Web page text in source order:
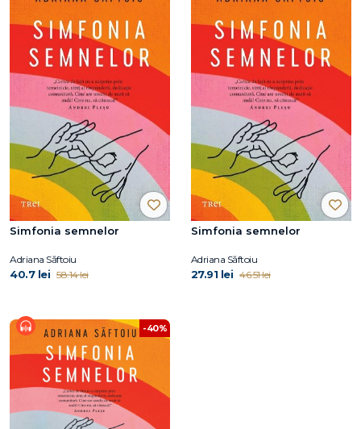
Simfonia semnelor
Adriana Săftoiu
40.7 lei 58.14 lei
Simfonia semnelor
Adriana Săftoiu
27.91 lei 46.51 lei
-40%